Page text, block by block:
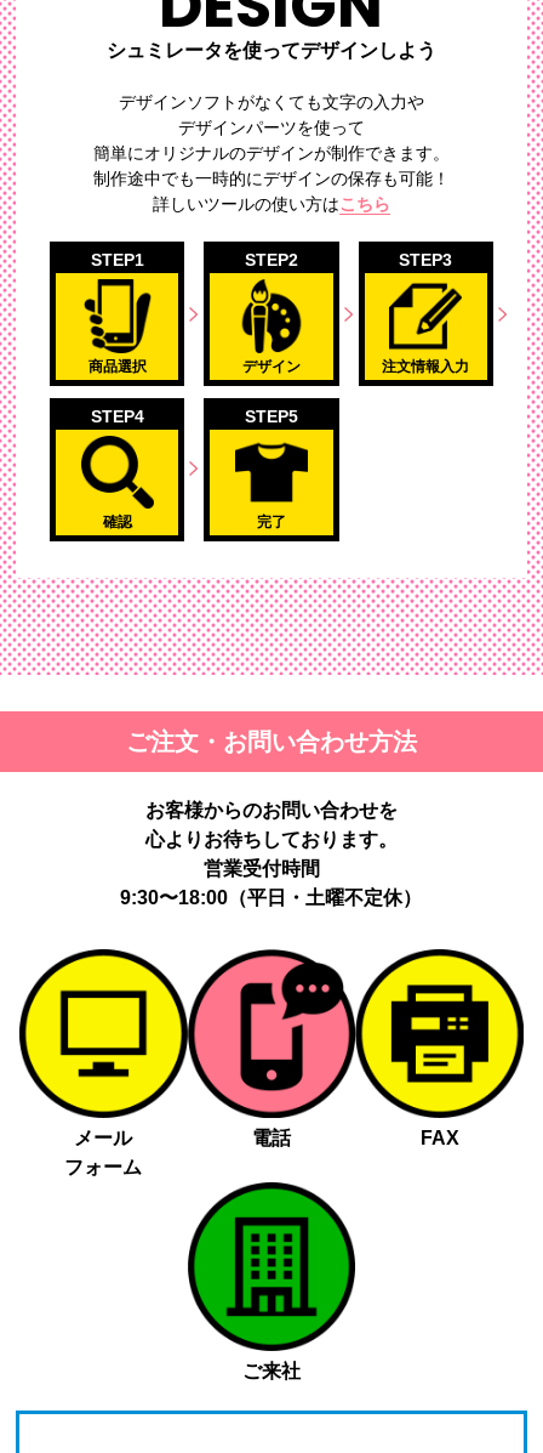
シュミレータを使ってデザインしよう
デザインソフトがなくても文字の入力や
デザインパーツを使って
簡単にオリジナルのデザインが制作できます。
制作途中でも一時的にデザインの保存も可能！
詳しいツールの使い方はこちら
STEP1
商品選択
STEP2
デザイン
STEP3
注文情報入力
STEP4
確認
STEP5
完了
ご注文・お問い合わせ方法
お客様からのお問い合わせを
心よりお待ちしております。
営業受付時間
9:30〜18:00（平日・土曜不定休）
メール
フォーム
電話 FAX
ご来社